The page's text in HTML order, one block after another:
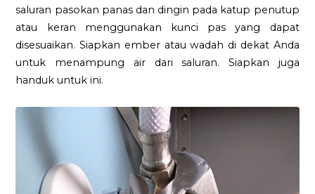
saluran pasokan panas dan dingin pada katup penutup
atau keran menggunakan kunci pas yang dapat
disesuaikan. Siapkan ember atau wadah di dekat Anda
untuk menampung air dari saluran. Siapkan juga
handuk untuk ini.